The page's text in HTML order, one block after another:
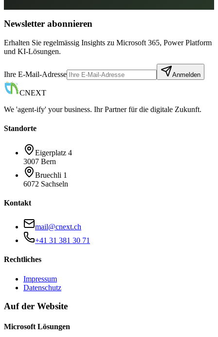
Newsletter abonnieren
Erhalten Sie regelmässig Insights zu Microsoft 365, Power Platform
und KI-Lösungen.
Ihre E-Mail-Adresse Anmelden
CNEXT
We 'agent-ify' your business. Ihr Partner für die digitale Zukunft.
Standorte
Eigerplatz 4
3007 Bern
Bruechli 1
6072 Sachseln
Kontakt
mail@cnext.ch
+41 31 381 30 71
Rechtliches
Impressum
Datenschutz
Auf der Website
Microsoft Lösungen